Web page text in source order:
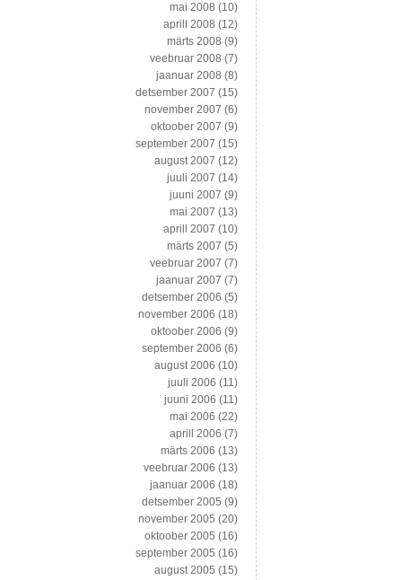
mai 2008 (10)
aprill 2008 (12)
märts 2008 (9)
veebruar 2008 (7)
jaanuar 2008 (8)
detsember 2007 (15)
november 2007 (6)
oktoober 2007 (9)
september 2007 (15)
august 2007 (12)
juuli 2007 (14)
juuni 2007 (9)
mai 2007 (13)
aprill 2007 (10)
märts 2007 (5)
veebruar 2007 (7)
jaanuar 2007 (7)
detsember 2006 (5)
november 2006 (18)
oktoober 2006 (9)
september 2006 (6)
august 2006 (10)
juuli 2006 (11)
juuni 2006 (11)
mai 2006 (22)
aprill 2006 (7)
märts 2006 (13)
veebruar 2006 (13)
jaanuar 2006 (18)
detsember 2005 (9)
november 2005 (20)
oktoober 2005 (16)
september 2005 (16)
august 2005 (15)